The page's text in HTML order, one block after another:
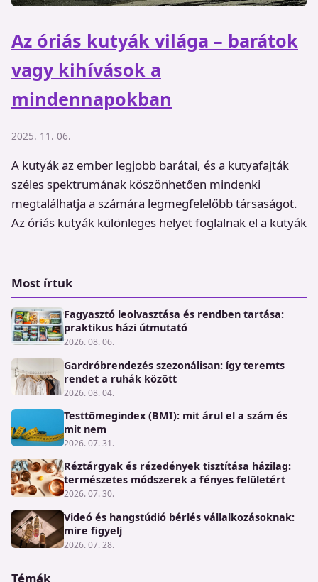
Az óriás kutyák világa – barátok
vagy kihívások a
mindennapokban
2025. 11. 06.
A kutyák az ember legjobb barátai, és a kutyafajták
széles spektrumának köszönhetően mindenki
megtalálhatja a számára legmegfelelőbb társaságot.
Az óriás kutyák különleges helyet foglalnak el a kutyák
Most írtuk
Fagyasztó leolvasztása és rendben tartása:
praktikus házi útmutató
2026. 08. 06.
Gardróbrendezés szezonálisan: így teremts
rendet a ruhák között
2026. 08. 04.
Testtömegindex (BMI): mit árul el a szám és
mit nem
2026. 07. 31.
Réztárgyak és rézedények tisztítása házilag:
természetes módszerek a fényes felületért
2026. 07. 30.
Videó és hangstúdió bérlés vállalkozásoknak:
mire figyelj
2026. 07. 28.
Témák